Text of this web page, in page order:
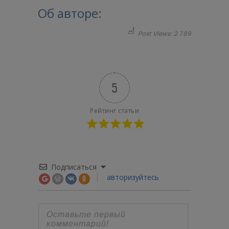
Об авторе:
Post Views: 2 789
5
Рейтинг статьи
Подписаться
авторизуйтесь